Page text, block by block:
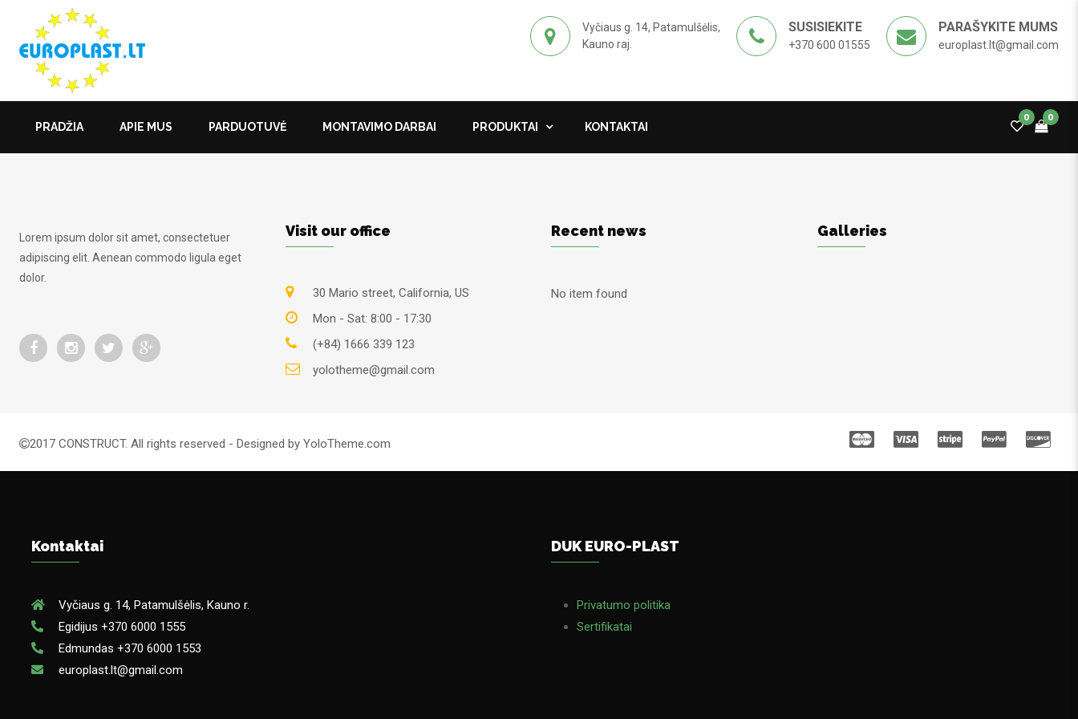
Vyčiaus g. 14, Patamulšėlis,
Kauno raj.
SUSISIEKITE
+370 600 01555
PARAŠYKITE MUMS
europlast.lt@gmail.com
PRADŽIA APIE MUS PARDUOTUVĖ MONTAVIMO DARBAI PRODUKTAI KONTAKTAI
0 0
Lorem ipsum dolor sit amet, consectetuer
adipiscing elit. Aenean commodo ligula eget
dolor.
Visit our office
30 Mario street, California, US
Mon - Sat: 8:00 - 17:30
(+84) 1666 339 123
yolotheme@gmail.com
Recent news
No item found
Galleries
2017 CONSTRUCT. All rights reserved - Designed by YoloTheme.com
Kontaktai
Vyčiaus g. 14, Patamulšėlis, Kauno r.
Egidijus +370 6000 1555
Edmundas +370 6000 1553
europlast.lt@gmail.com
DUK EURO-PLAST
Privatumo politika
Sertifikatai